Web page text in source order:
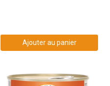
Ajouter au panier